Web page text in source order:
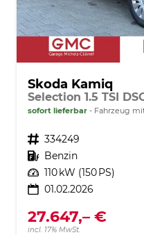
Skoda Kamiq
sofort lieferbar Fahrzeug
Fahrzeugnr. 334249
Kraftstoff Benzin
Leistung 110 kW (150 PS)
01.02.2026
27.647,– €
incl. 17% MwSt.